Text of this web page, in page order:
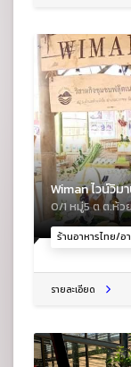
ร้านอาหารไทย/
Wiman ไวน์วิม
0/1 หมู่5 ต ต.ห้ว
รายละเอียด